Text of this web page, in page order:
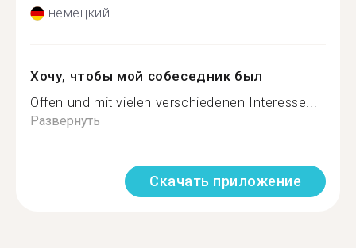
немецкий
Хочу, чтобы мой собеседник был
Offen und mit vielen verschiedenen Interesse...
Развернуть
Скачать приложение